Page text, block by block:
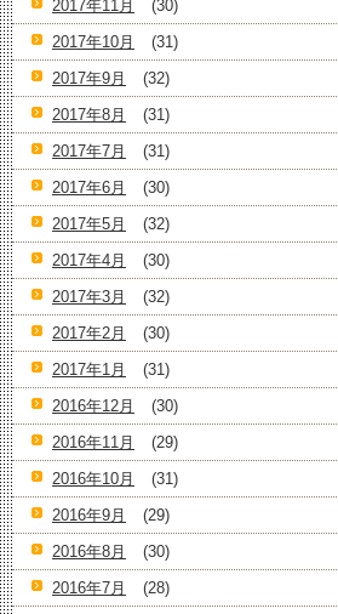
2017年11月
(30)
2017年10月
(31)
2017年9月
(32)
2017年8月
(31)
2017年7月
(31)
2017年6月
(30)
2017年5月
(32)
2017年4月
(30)
2017年3月
(32)
2017年2月
(30)
2017年1月
(31)
2016年12月
(30)
2016年11月
(29)
2016年10月
(31)
2016年9月
(29)
2016年8月
(30)
2016年7月
(28)